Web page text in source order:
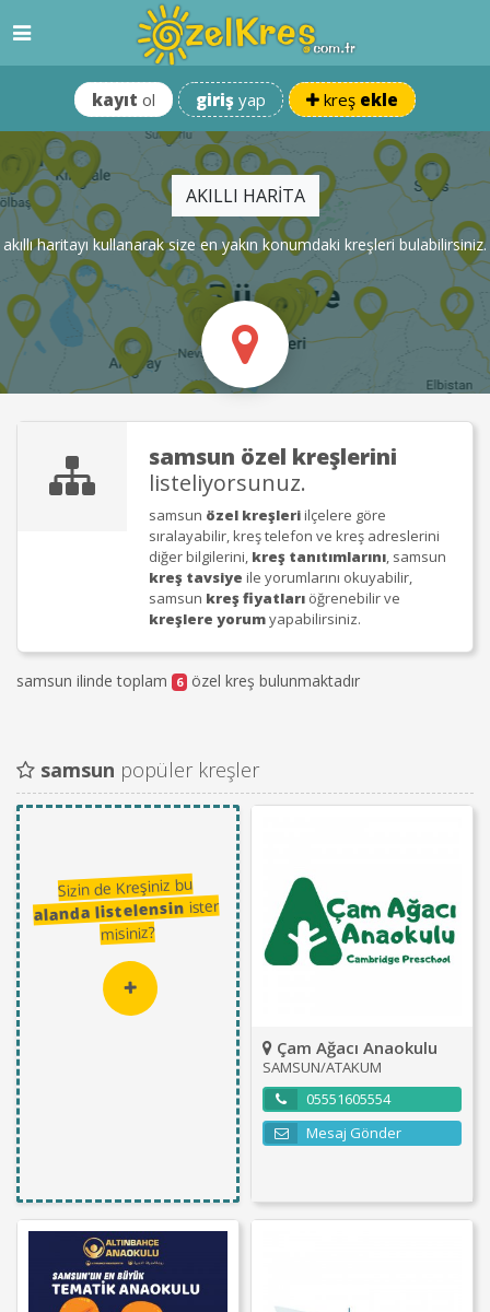
kayıt ol giriş yap kreş ekle
AKILLI HARİTA
akıllı haritayı kullanarak size en yakın konumdaki kreşleri bulabilirsiniz.
samsun özel kreşlerini
listeliyorsunuz.
samsun özel kreşleriilçelere göre
sıralayabilir, kreş telefon ve kreş adreslerini
diğer bilgilerini, kreş tanıtımlarını, samsun
kreş tavsiye ile yorumlarını okuyabilir,
samsun kreş fiyatları öğrenebilir ve
kreşlere yorumyapabilirsiniz.
samsun ilinde toplam 6 özel kreş bulunmaktadır
samsun popüler kreşler
Sizin de Kreşiniz bu
alanda listelensinister
misiniz?
Çam Ağacı Anaokulu
SAMSUN/ATAKUM
05551605554
Mesaj Gönder